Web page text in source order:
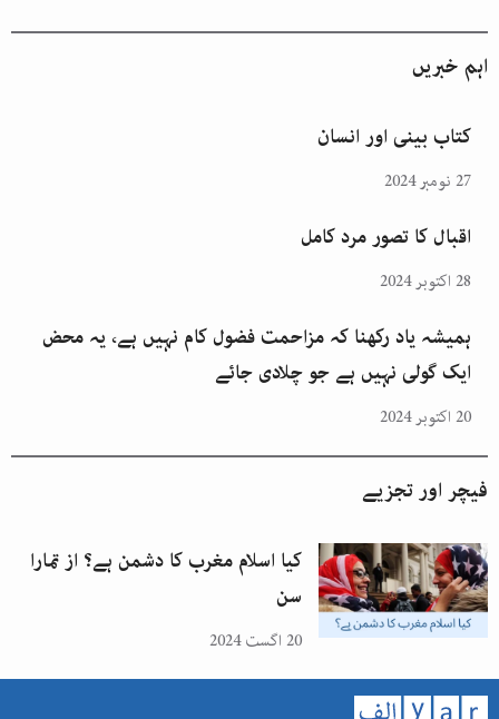
اہم خبریں
کتاب بینی اور انسان
27 نومبر 2024
اقبال کا تصور مرد کامل
28 اکتوبر 2024
ہمیشہ یاد رکھنا کہ مزاحمت فضول کام نہیں ہے، یہ محض
ایک گولی نہیں ہے جو چلادی جائے
20 اکتوبر 2024
فیچر اور تجزیے
کیا اسلام مغرب کا دشمن ہے؟ از تمارا
سن
20 اگست 2024